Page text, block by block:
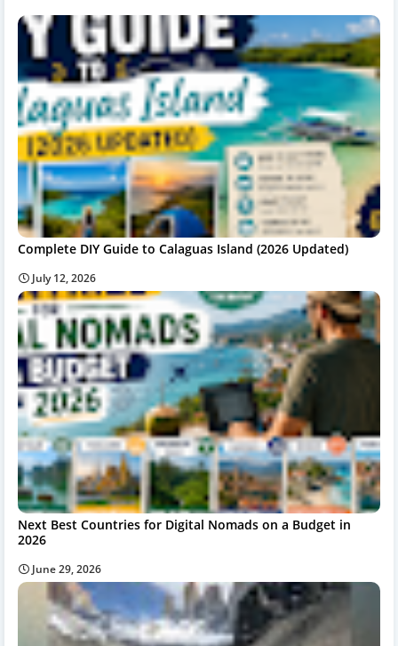
Complete DIY Guide to Calaguas Island (2026 Updated)
July 12, 2026
Next Best Countries for Digital Nomads on a Budget in
2026
June 29, 2026